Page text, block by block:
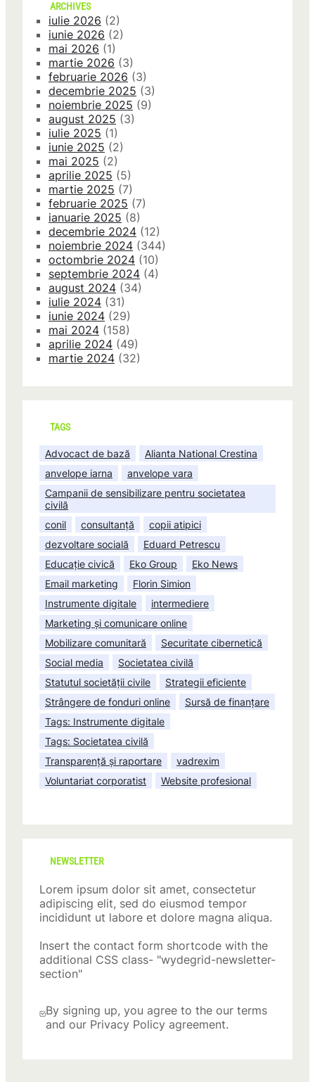
ARCHIVES
iulie 2026 (2)
iunie 2026 (2)
mai 2026 (1)
martie 2026 (3)
februarie 2026 (3)
decembrie 2025 (3)
noiembrie 2025 (9)
august 2025 (3)
iulie 2025 (1)
iunie 2025 (2)
mai 2025 (2)
aprilie 2025 (5)
martie 2025 (7)
februarie 2025 (7)
ianuarie 2025 (8)
decembrie 2024 (12)
noiembrie 2024 (344)
octombrie 2024 (10)
septembrie 2024 (4)
august 2024 (34)
iulie 2024 (31)
iunie 2024 (29)
mai 2024 (158)
aprilie 2024 (49)
martie 2024 (32)
TAGS
Advocact de bază
Alianta National Crestina
anvelope iarna
anvelope vara
Campanii de sensibilizare pentru societatea
civilă
conil
consultanță
copii atipici
dezvoltare socială
Eduard Petrescu
Educație civică
Eko Group
Eko News
Email marketing
Florin Simion
Instrumente digitale
intermediere
Marketing și comunicare online
Mobilizare comunitară
Securitate cibernetică
Social media
Societatea civilă
Statutul societății civile
Strategii eficiente
Strângere de fonduri online
Sursă de finanțare
Tags: Instrumente digitale
Tags: Societatea civilă
Transparență și raportare
vadrexim
Voluntariat corporatist
Website profesional
NEWSLETTER
Lorem ipsum dolor sit amet, consectetur
adipiscing elit, sed do eiusmod tempor
incididunt ut labore et dolore magna aliqua.
Insert the contact form shortcode with the
additional CSS class- "wydegrid-newsletter-
section"
By signing up, you agree to the our terms
and our Privacy Policy agreement.